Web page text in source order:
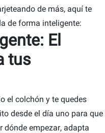
de más, aquí te
de forma inteligente:
El
tus
el colchón y te quedes
desde el día uno para que
dónde empezar, adapta